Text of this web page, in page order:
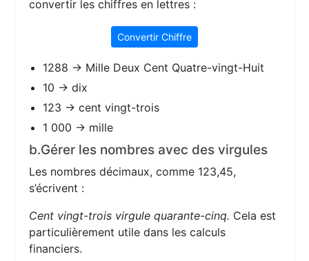
convertir les chiffres en lettres :
Convertir Chiffre
1288 → Mille Deux Cent Quatre-vingt-Huit
10 → dix
123 → cent vingt-trois
1 000 → mille
b.Gérer les nombres avec des virgules
Les nombres décimaux, comme 123,45,
s’écrivent :
Cent vingt-trois virgule quarante-cinq. Cela est
particulièrement utile dans les calculs
financiers.